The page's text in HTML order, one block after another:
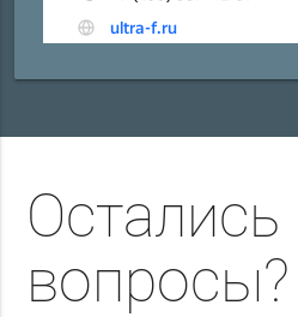
Остались
вопросы?